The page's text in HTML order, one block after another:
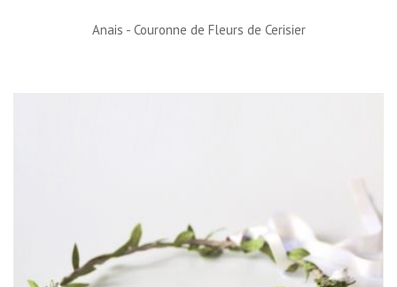
Anais - Couronne de Fleurs de Cerisier